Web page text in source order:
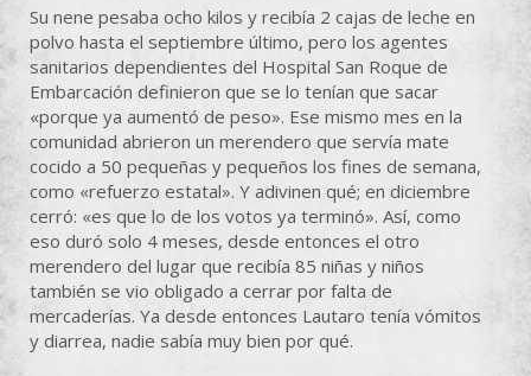
Su nene pesaba ocho kilos y recibía 2 cajas de leche en
polvo hasta el septiembre último, pero los agentes
sanitarios dependientes del Hospital San Roque de
Embarcación definieron que se lo tenían que sacar
«porque ya aumentó de peso». Ese mismo mes en la
comunidad abrieron un merendero que servía mate
cocido a 50 pequeñas y pequeños los fines de semana,
como «refuerzo estatal». Y adivinen qué; en diciembre
cerró: «es que lo de los votos ya terminó». Así, como
eso duró solo 4 meses, desde entonces el otro
merendero del lugar que recibía 85 niñas y niños
también se vio obligado a cerrar por falta de
mercaderías. Ya desde entonces Lautaro tenía vómitos
y diarrea, nadie sabía muy bien por qué.